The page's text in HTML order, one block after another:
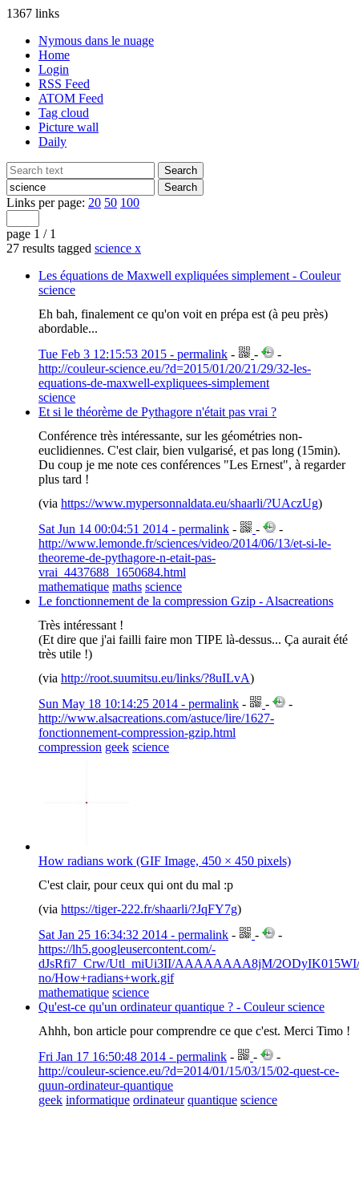
1367 links
Nymous dans le nuage
Home
Login
RSS Feed
ATOM Feed
Tag cloud
Picture wall
Daily
Links per page: 20 50 100
page 1 / 1
27 results tagged science x
Les équations de Maxwell expliquées simplement - Couleur
science
Eh bah, finalement ce qu'on voit en prépa est (à peu près)
abordable...
Tue Feb 3 12:15:53 2015 - permalink - -
-
http://couleur-science.eu/?d=2015/01/20/21/29/32-les-
equations-de-maxwell-expliquees-simplement
science
Et si le théorème de Pythagore n'était pas vrai ?
Conférence très intéressante, sur les géométries non-
euclidiennes. C'est clair, bien vulgarisé, et pas long (15min).
Du coup je me note ces conférences "Les Ernest", à regarder
plus tard !
(via https://www.mypersonnaldata.eu/shaarli/?UAczUg)
Sat Jun 14 00:04:51 2014 - permalink - -
-
http://www.lemonde.fr/sciences/video/2014/06/13/et-si-le-
theoreme-de-pythagore-n-etait-pas-
vrai_4437688_1650684.html
mathematique maths science
Le fonctionnement de la compression Gzip - Alsacreations
Très intéressant !
(Et dire que j'ai failli faire mon TIPE là-dessus... Ça aurait été
très utile !)
(via http://root.suumitsu.eu/links/?8uILvA)
Sun May 18 10:14:25 2014 - permalink - -
-
http://www.alsacreations.com/astuce/lire/1627-
fonctionnement-compression-gzip.html
compression geek science
How radians work (GIF Image, 450 × 450 pixels)
C'est clair, pour ceux qui ont du mal :p
(via https://tiger-222.fr/shaarli/?JqFY7g)
Sat Jan 25 16:34:32 2014 - permalink - -
-
https://lh5.googleusercontent.com/-
dJsRfi7_Crw/Utl_miUi3II/AAAAAAAA8jM/2ODyIK015WI/
no/How+radians+work.gif
mathematique science
Qu'est-ce qu'un ordinateur quantique ? - Couleur science
Ahhh, bon article pour comprendre ce que c'est. Merci Timo !
Fri Jan 17 16:50:48 2014 - permalink - -
-
http://couleur-science.eu/?d=2014/01/15/03/15/02-quest-ce-
quun-ordinateur-quantique
geek informatique ordinateur quantique science